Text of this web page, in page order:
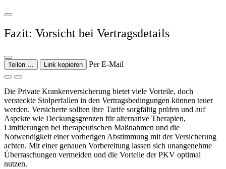
Fazit: Vorsicht bei Vertragsdetails
Teilen … Link kopieren Per E-Mail
Die Private Krankenversicherung bietet viele Vorteile, doch
versteckte Stolperfallen in den Vertragsbedingungen können teuer
werden. Versicherte sollten ihre Tarife sorgfältig prüfen und auf
Aspekte wie Deckungsgrenzen für alternative Therapien,
Limitierungen bei therapeutischen Maßnahmen und die
Notwendigkeit einer vorherigen Abstimmung mit der Versicherung
achten. Mit einer genauen Vorbereitung lassen sich unangenehme
Überraschungen vermeiden und die Vorteile der PKV optimal
nutzen.